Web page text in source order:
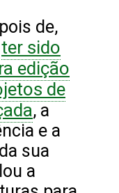
de,
ter sido
edição
de
, a
e a
sua
a